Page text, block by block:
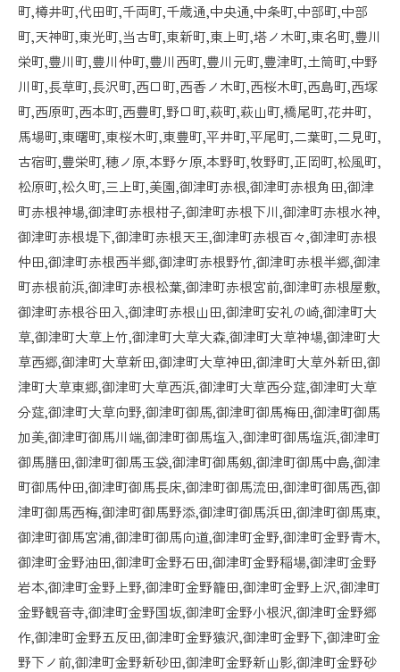
町,樽井町,代田町,千両町,千歳通,中央通,中条町,中部町,中部
町,天神町,東光町,当古町,東新町,東上町,塔ノ木町,東名町,豊川
栄町,豊川町,豊川仲町,豊川西町,豊川元町,豊津町,土筒町,中野
川町,長草町,長沢町,西口町,西香ノ木町,西桜木町,西島町,西塚
町,西原町,西本町,西豊町,野口町,萩町,萩山町,橋尾町,花井町,
馬場町,東曙町,東桜木町,東豊町,平井町,平尾町,二葉町,二見町,
古宿町,豊栄町,穂ノ原,本野ケ原,本野町,牧野町,正岡町,松風町,
松原町,松久町,三上町,美園,御津町赤根,御津町赤根角田,御津
町赤根神場,御津町赤根柑子,御津町赤根下川,御津町赤根水神,
御津町赤根堤下,御津町赤根天王,御津町赤根百々,御津町赤根
仲田,御津町赤根西半郷,御津町赤根野竹,御津町赤根半郷,御津
町赤根前浜,御津町赤根松葉,御津町赤根宮前,御津町赤根屋敷,
御津町赤根谷田入,御津町赤根山田,御津町安礼の崎,御津町大
草,御津町大草上竹,御津町大草大森,御津町大草神場,御津町大
草西郷,御津町大草新田,御津町大草神田,御津町大草外新田,御
津町大草東郷,御津町大草西浜,御津町大草西分莚,御津町大草
分莚,御津町大草向野,御津町御馬,御津町御馬梅田,御津町御馬
加美,御津町御馬川端,御津町御馬塩入,御津町御馬塩浜,御津町
御馬膳田,御津町御馬玉袋,御津町御馬剱,御津町御馬中島,御津
町御馬仲田,御津町御馬長床,御津町御馬流田,御津町御馬西,御
津町御馬西梅,御津町御馬野添,御津町御馬浜田,御津町御馬東,
御津町御馬宮浦,御津町御馬向道,御津町金野,御津町金野青木,
御津町金野油田,御津町金野石田,御津町金野稲場,御津町金野
岩本,御津町金野上野,御津町金野籠田,御津町金野上沢,御津町
金野観音寺,御津町金野国坂,御津町金野小根沢,御津町金野郷
作,御津町金野五反田,御津町金野猿沢,御津町金野下,御津町金
野下ノ前,御津町金野新砂田,御津町金野新山影,御津町金野砂